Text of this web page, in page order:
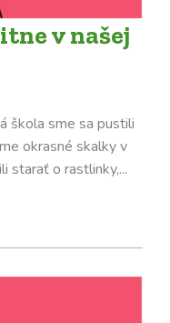
v našej
škola sme sa pustili
okrasné skalky v
starať o rastlinky,...